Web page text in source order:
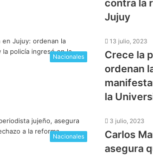
contra la
Jujuy
Nacionales
13 julio, 2023
Crece la
ordenan
la
Nacionales
3 julio, 2023
Carlos
asegura